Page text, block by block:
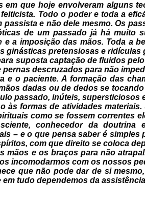
que hoje envolveram alguns
Todo o poder e toda a
e não dele mesmo. Os
de um passado já há muito
a imposição das mãos. Toda a
ginásticas pretensiosas e ridículas
suposta captação de fluidos
descruzados para não
o paciente. A formação das
dadas ou de dedos se
passado, inúteis, supersticiosos
formas de atividades
como se fossem correntes
conhecedor da doutrina
– e o que pensa saber é simples
com que direito se coloca
e os braços para não
incomodarmos com os nossos
que não pode dar de si
tudo dependemos da